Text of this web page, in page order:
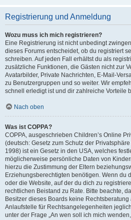
Registrierung und Anmeldung
Wozu muss ich mich registrieren?
Eine Registrierung ist nicht unbedingt
dieses Forums entscheidet, ob du registriert
schreiben. Auf jeden Fall erhältst du als
zusätzliche Funktionen, die Gästen nicht zur
Avatarbilder, Private Nachrichten, E-Mail-
zu Benutzergruppen und so weiter. Wir
schnell erledigt ist und dir zahlreiche Vorteile
Nach oben
Was ist COPPA?
COPPA, ausgeschrieben Children’s Online
(deutsch: Gesetz zum Schutz der
1998) ist ein Gesetz in den USA, welches
möglicherweise persönliche Daten von
hierzu die Zustimmung der Eltern
Erziehungsberechtigten benötigen. Wenn du
oder die Website, auf der du dich zu
rechtlichen Beistand zu Rate. Bitte beachte,
Besitzer dieses Boards keine
Anlaufstelle für Rechtsangelegenheiten
unter der Frage „An wen soll ich mich